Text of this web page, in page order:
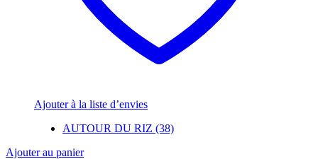
Ajouter à la liste d’envies
AUTOUR DU RIZ (38)
Ajouter au panier